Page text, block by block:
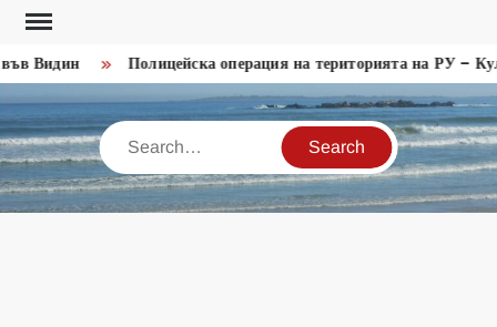
Skip
content
Видин Полицейска операция на територията на РУ – Кула
Search